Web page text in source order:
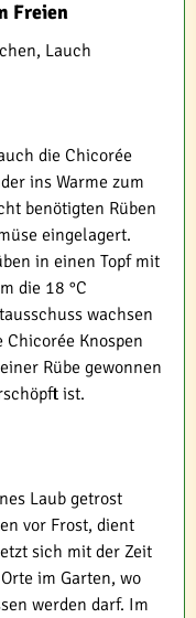
Freien
Lauch
die Chicorée
ins Warme zum
benötigten Rüben
eingelagert.
in einen Topf mit
die 18 °C
wachsen
Knospen
Rübe gewonnen
ist.
Laub getrost
vor Frost, dient
sich mit der Zeit
im Garten, wo
werden darf. Im